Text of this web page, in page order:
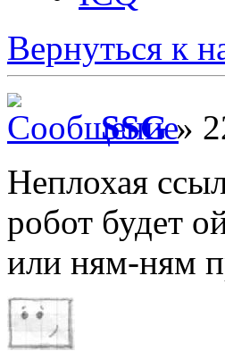
Вернуться к
SSG»
Неплохая
робот будет
или ням-ням